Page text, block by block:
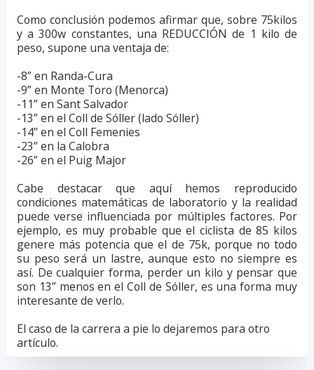
Como conclusión podemos afirmar que, sobre 75kilos
y a 300w constantes, una REDUCCIÓN de 1 kilo de
peso, supone una ventaja de:
-8” en Randa-Cura
-9” en Monte Toro (Menorca)
-11” en Sant Salvador
-13” en el Coll de Sóller (lado Sóller)
-14” en el Coll Femenies
-23” en la Calobra
-26” en el Puig Major
Cabe destacar que aquí hemos reproducido
condiciones matemáticas de laboratorio y la realidad
puede verse influenciada por múltiples factores. Por
ejemplo, es muy probable que el ciclista de 85 kilos
genere más potencia que el de 75k, porque no todo
su peso será un lastre, aunque esto no siempre es
así. De cualquier forma, perder un kilo y pensar que
son 13” menos en el Coll de Sóller, es una forma muy
interesante de verlo.
El caso de la carrera a pie lo dejaremos para otro
artículo.